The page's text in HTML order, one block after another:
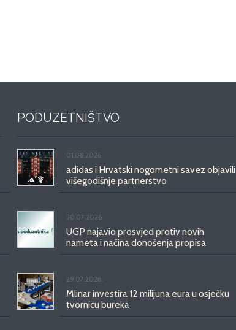
PODUZETNIŠTVO
01.08.2026.
adidas i Hrvatski nogometni savez objavili
višegodišnje partnerstvo
30.07.2026.
UGP najavio prosvjed protiv novih
nameta i načina donošenja propisa
29.07.2026.
Mlinar investira 12 milijuna eura u osječku
tvornicu bureka